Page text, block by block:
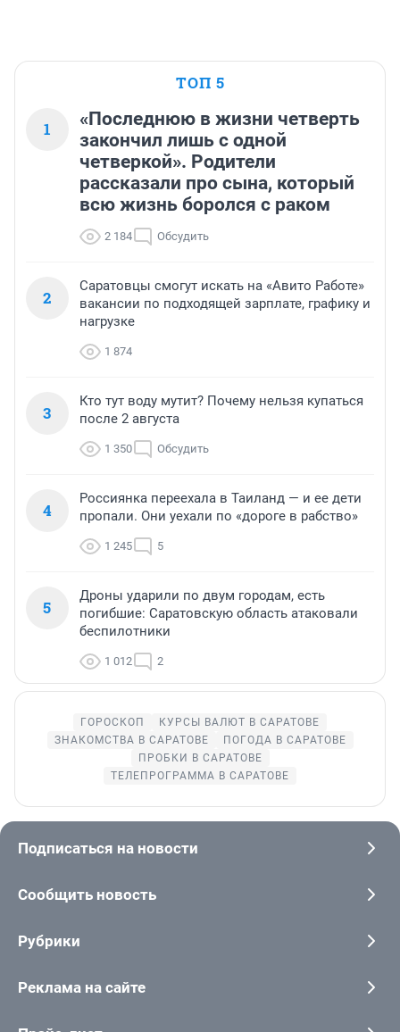
ТОП 5
1
«Последнюю в жизни четверть
закончил лишь с одной
четверкой». Родители
рассказали про сына, который
всю жизнь боролся с раком
2 184 Обсудить
2
Саратовцы смогут искать на «Авито Работе»
вакансии по подходящей зарплате, графику и
нагрузке
1 874
3
Кто тут воду мутит? Почему нельзя купаться
после 2 августа
1 350 Обсудить
4
Россиянка переехала в Таиланд — и ее дети
пропали. Они уехали по «дороге в рабство»
1 245 5
5
Дроны ударили по двум городам, есть
погибшие: Саратовскую область атаковали
беспилотники
1 012 2
ГОРОСКОП
КУРСЫ ВАЛЮТ В САРАТОВЕ
ЗНАКОМСТВА В САРАТОВЕ
ПОГОДА В САРАТОВЕ
ПРОБКИ В САРАТОВЕ
ТЕЛЕПРОГРАММА В САРАТОВЕ
Подписаться на новости
Сообщить новость
Рубрики
Реклама на сайте